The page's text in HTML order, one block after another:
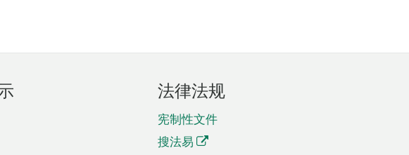
法律法规
宪制性文件
搜法易